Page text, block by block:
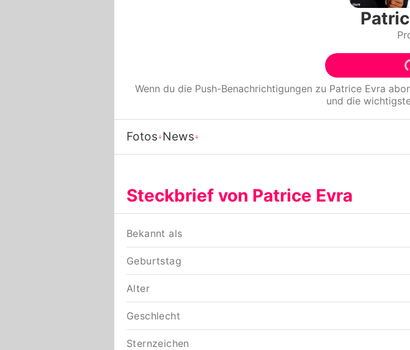
Alle Themen
App
Wenn du die Push-Benachrichtigungen zu Patrice Evra
und die
Fotos News
Steckbrief von Patrice Evra
Bekannt als
Geburtstag
Alter
Geschlecht
Sternzeichen